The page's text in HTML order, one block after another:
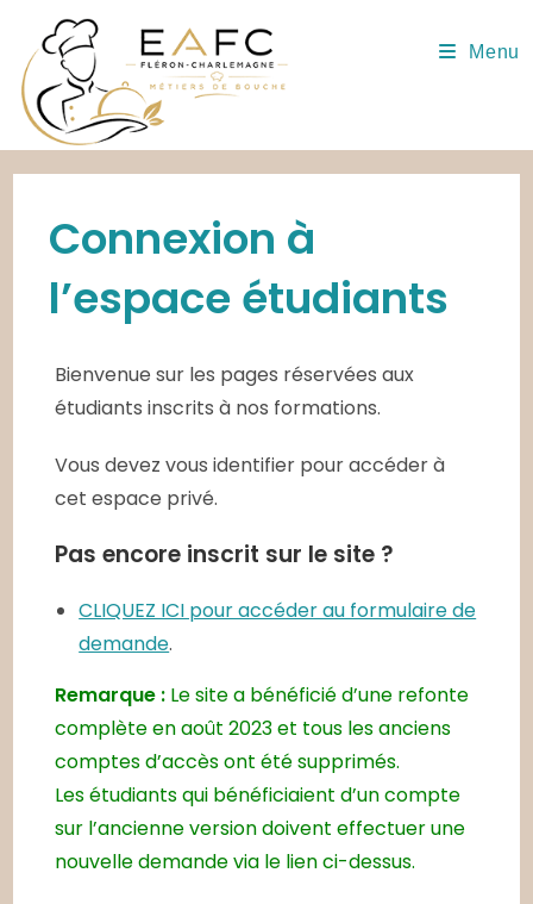
content
Menu
Connexion à
l’espace étudiants
Bienvenue sur les pages réservées aux
étudiants inscrits à nos formations.
Vous devez vous identifier pour accéder à
cet espace privé.
Pas encore inscrit sur le site ?
CLIQUEZ ICI pour accéder au formulaire de
demande.
Remarque : Le site a bénéficié d’une refonte
complète en août 2023 et tous les anciens
comptes d’accès ont été supprimés.
Les étudiants qui bénéficiaient d’un compte
sur l’ancienne version doivent effectuer une
nouvelle demande via le lien ci-dessus.